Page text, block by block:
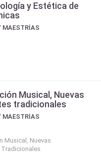
y Estética de
MAESTRÍAS
Musical, Nuevas
tradicionales
MAESTRÍAS
Musical, Nuevas